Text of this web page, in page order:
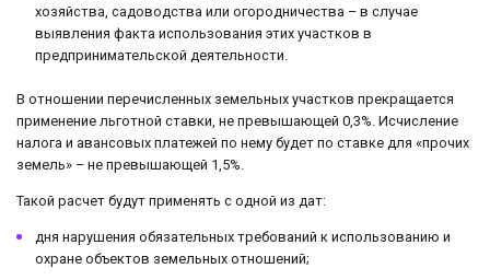
хозяйства, садоводства или огородничества – в случае
выявления факта использования этих участков в
предпринимательской деятельности.
В отношении перечисленных земельных участков прекращается
применение льготной ставки, не превышающей 0,3%. Исчисление
налога и авансовых платежей по нему будет по ставке для «прочих
земель» – не превышающей 1,5%.
Такой расчет будут применять с одной из дат:
дня нарушения обязательных требований к использованию и
охране объектов земельных отношений;